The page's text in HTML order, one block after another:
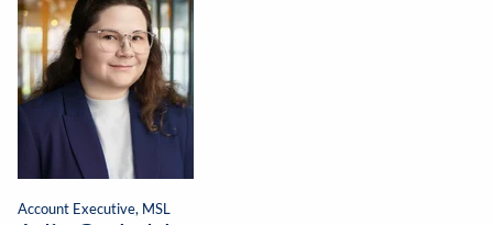
Account Executive, MSL